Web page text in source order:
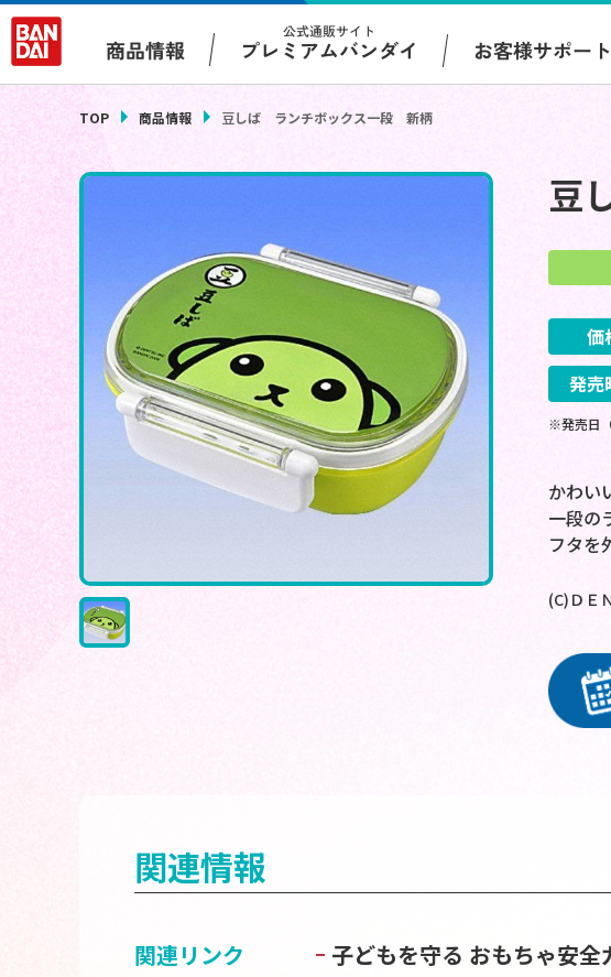
商品情報
公式通販サイト
プレミアムバンダイ お客様サポート
TOP 商品情報 豆しば ランチボックス一段 新柄
豆
価
発売
※発売日
かわい
一段の
フタを
(C)ＤＥ
関連情報
関連リンク 子どもを守る おもちゃ安全